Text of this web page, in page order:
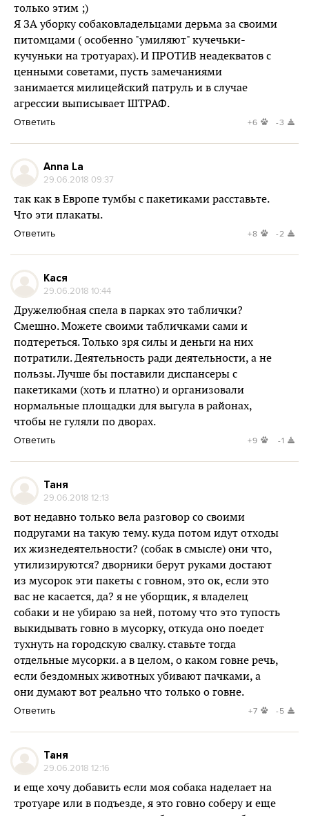
только этим ;)
Я ЗА уборку собаковладельцами дерьма за своими
питомцами ( особенно "умиляют" кучечьки-
кучуньки на тротуарах). И ПРОТИВ неадекватов с
ценными советами, пусть замечаниями
занимается милицейский патруль и в случае
агрессии выписывает ШТРАФ.
Ответить +6 -3
Anna La
29.06.2018 09:37
так как в Европе тумбы с пакетиками расставьте.
Что эти плакаты.
Ответить +8 -2
Кася
29.06.2018 10:44
Дружелюбная спела в парках это таблички?
Смешно. Можете своими табличками сами и
подтереться. Только зря силы и деньги на них
потратили. Деятельность ради деятельности, а не
пользы. Лучше бы поставили диспансеры с
пакетиками (хоть и платно) и организовали
нормальные площадки для выгула в районах,
чтобы не гуляли по дворах.
Ответить +9 -1
Таня
29.06.2018 12:13
вот недавно только вела разговор со своими
подругами на такую тему. куда потом идут отходы
их жизнедеятельности? (собак в смысле) они что,
утилизируются? дворники берут руками достают
из мусорок эти пакеты с говном, это ок, если это
вас не касается, да? я не уборщик, я владелец
собаки и не убираю за ней, потому что это тупость
выкидывать говно в мусорку, откуда оно поедет
тухнуть на городскую свалку. ставьте тогда
отдельные мусорки. а в целом, о каком говне речь,
если бездомных животных убивают пачками, а
они думают вот реально что только о говне.
Ответить +7 -5
Таня
29.06.2018 12:16
и еще хочу добавить если моя собака наделает на
тротуаре или в подъезде, я это говно соберу и еще